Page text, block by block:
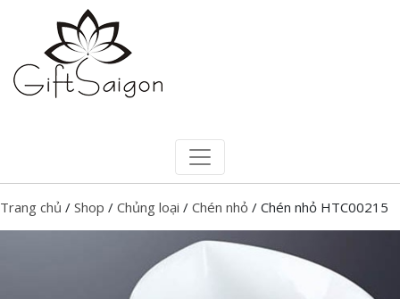
Trang chủ / Shop / Chủng loại / Chén nhỏ / Chén nhỏ HTC00215